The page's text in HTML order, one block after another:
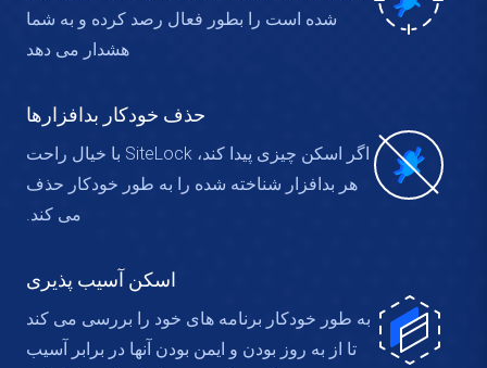
شده است را بطور فعال رصد کرده و به شما
هشدار می دهد
حذف خودکار بدافزارها
اگر اسکن چیزی پیدا کند، SiteLock با خیال راحت
هر بدافزار شناخته شده را به طور خودکار حذف
می کند.
اسکن آسیب پذیری
به طور خودکار برنامه های خود را بررسی می کند
تا از به روز بودن و ایمن بودن آنها در برابر آسیب